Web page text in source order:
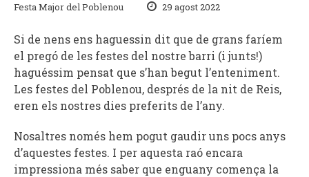
Festa Major del Poblenou 29 agost 2022
Si de nens ens haguessin dit que de grans faríem
el pregó de les festes del nostre barri (i junts!)
haguéssim pensat que s’han begut l’enteniment.
Les festes del Poblenou, després de la nit de Reis,
eren els nostres dies preferits de l’any.
Nosaltres només hem pogut gaudir uns pocs anys
d’aquestes festes. I per aquesta raó encara
impressiona més saber que enguany comença la